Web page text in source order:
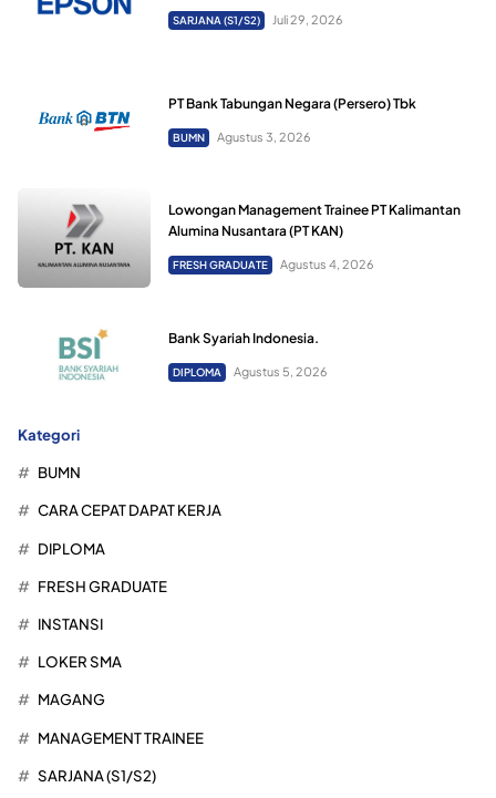
SARJANA (S1/S2) Juli 29, 2026
PT Bank Tabungan Negara (Persero) Tbk
BUMN Agustus 3, 2026
Lowongan Management Trainee PT Kalimantan
Alumina Nusantara (PT KAN)
FRESH GRADUATE Agustus 4, 2026
Bank Syariah Indonesia.
DIPLOMA Agustus 5, 2026
Kategori
BUMN
CARA CEPAT DAPAT KERJA
DIPLOMA
FRESH GRADUATE
INSTANSI
LOKER SMA
MAGANG
MANAGEMENT TRAINEE
SARJANA (S1/S2)